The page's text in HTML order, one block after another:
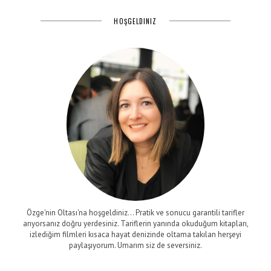
HOŞGELDINIZ
Özge'nin Oltası'na hoşgeldiniz... Pratik ve sonucu garantili tarifler
arıyorsanız doğru yerdesiniz. Tariflerin yanında okuduğum kitapları,
izlediğim filmleri kısaca hayat denizinde oltama takılan herşeyi
paylaşıyorum. Umarım siz de seversiniz.